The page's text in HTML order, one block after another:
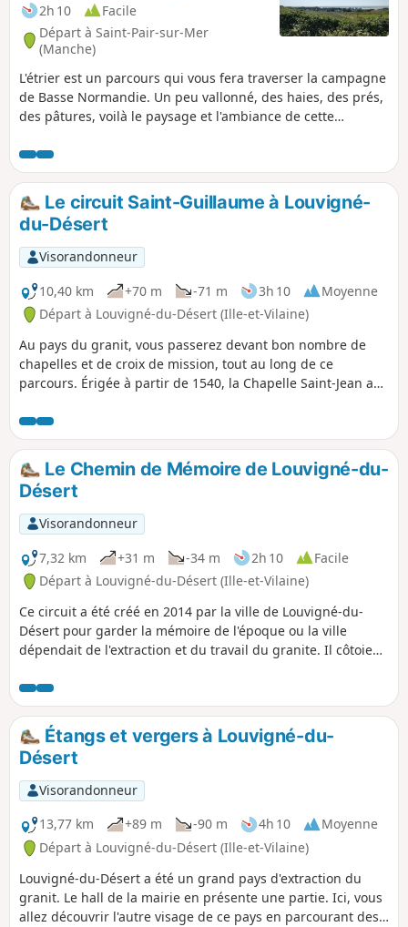
2h 10
Facile
Départ à Saint-Pair-sur-Mer
(Manche)
L'étrier est un parcours qui vous fera traverser la campagne
de Basse Normandie. Un peu vallonné, des haies, des prés,
des pâtures, voilà le paysage et l'ambiance de cette
Le circuit Saint-Guillaume à Louvigné-
du-Désert
Visorandonneur
10,40 km
+70 m -71 m 3h 10
Moyenne
Départ à Louvigné-du-Désert (Ille-et-Vilaine)
Au pays du granit, vous passerez devant bon nombre de
chapelles et de croix de mission, tout au long de ce
parcours. Érigée à partir de 1540, la Chapelle Saint-Jean a
point haut de la promenade, le rocher de Saint-Guillaume
est blotti dans un sous-bois. La légende affirme que Saint-
Guillaume a vécu en ce lieu pendant sept ans et que l’on
retrouve sculptés dans la roche, le lavoir, l’écuelle, la
fontaine et le lit de l’ermite.
Le Chemin de Mémoire de Louvigné-du-
Désert
Visorandonneur
7,32 km
+31 m -34 m 2h 10
Facile
Départ à Louvigné-du-Désert (Ille-et-Vilaine)
Ce circuit a été créé en 2014 par la ville de Louvigné-du-
Désert pour garder la mémoire de l'époque ou la ville
dépendait de l'extraction et du travail du granite. Il côtoie
et de disparaître avec l'usure du temps. Dans un futur
proche, ces lieux d'histoire pourront être découvert par des
QRCodes.Étangs et vergers à Louvigné-du-
Désert
Visorandonneur
13,77 km
+89 m -90 m 4h 10
Moyenne
Départ à Louvigné-du-Désert (Ille-et-Vilaine)
Louvigné-du-Désert a été un grand pays d'extraction du
granit. Le hall de la mairie en présente une partie. Ici, vous
allez découvrir l'autre visage de ce pays en parcourant des